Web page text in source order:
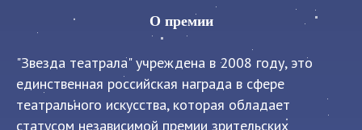
О премии
"Звезда театрала" учреждена в 2008 году, это
единственная российская награда в сфере
театрального искусства, которая обладает
статусом независимой премии зрительских